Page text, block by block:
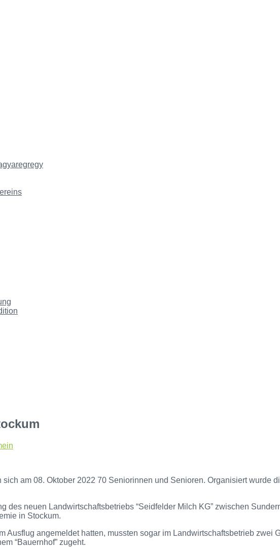
am 08. Oktober 2022 70 Seniorinnen und Senioren. Organisiert wurde
des neuen Landwirtschaftsbetriebs “Seidfelder Milch KG” zwischen
in Stockum.
Ausflug angemeldet hatten, mussten sogar im Landwirtschaftsbetrieb
“Bauernhof” zugeht.